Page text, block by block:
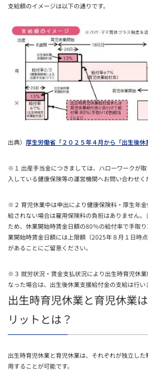
支給額のイメージは以下の通りです。
出典）厚生労働省「２０２５年４月から「出生後休
※１ 出産手当金につきましては、ハローワークが
入している健康保険等の運営機関へお問い合わせく
※２ 育児休業中は申出により健康保険料・厚生年
給されない場合は雇用保険料の負担はありません
ため、休業開始時賃金日額の80％の給付率で手取
業開始時賃金日額には上限額（2025年８月１日時
があることにご留意ください。
※３ 就労状況・賃金支払状況により出生時育児休
なった場合は、出生後休業支援給付金の支給は行い
出生時育児休業と育児休業
リットとは？
出生時育児休業と育児休業は、それぞれが独立し
用することが可能です。